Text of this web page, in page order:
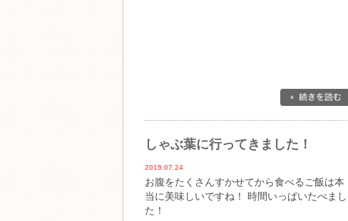
しゃぶ葉に行ってきました！
2019.07.24
お腹をたくさんすかせてから食べるご飯は本
当に美味しいですね！ 時間いっぱいたべまし
た！